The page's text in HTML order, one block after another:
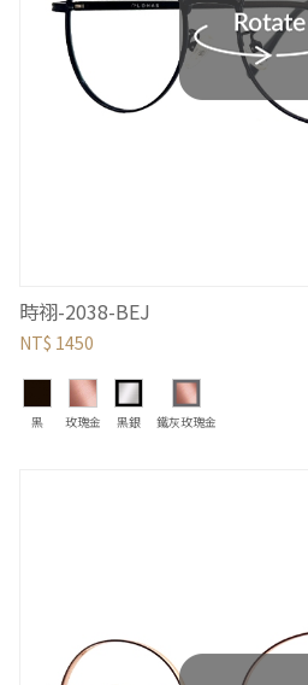
時祤-2038-BEJ
NT$ 1450
黑 玫瑰金 黑銀 鐵灰玫瑰金